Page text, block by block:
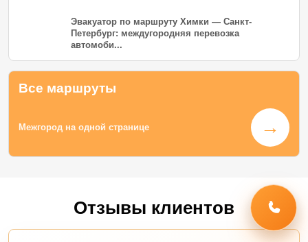
Эвакуатор по маршруту Химки — Санкт-
Петербург: междугородняя перевозка
автомоби...
Все маршруты
Межгород на одной странице →
Отзывы клиентов